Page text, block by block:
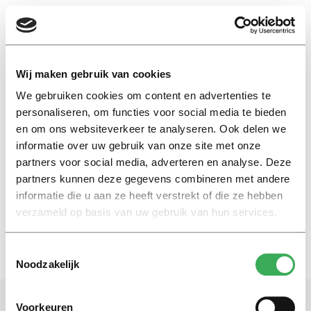
Wij maken gebruik van cookies
We gebruiken cookies om content en advertenties te
personaliseren, om functies voor social media te bieden
en om ons websiteverkeer te analyseren. Ook delen we
informatie over uw gebruik van onze site met onze
partners voor social media, adverteren en analyse. Deze
partners kunnen deze gegevens combineren met andere
informatie die u aan ze heeft verstrekt of die ze hebben
verzameld op basis van uw gebruik van hun services.
Noodzakelijk
Voorkeuren
EN
Hap en Stap
Nieuws
Meimarkt vs. Hap Stap Festival
19 mei 2015